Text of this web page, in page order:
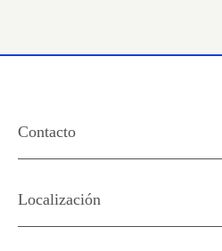
Contacto
Localización